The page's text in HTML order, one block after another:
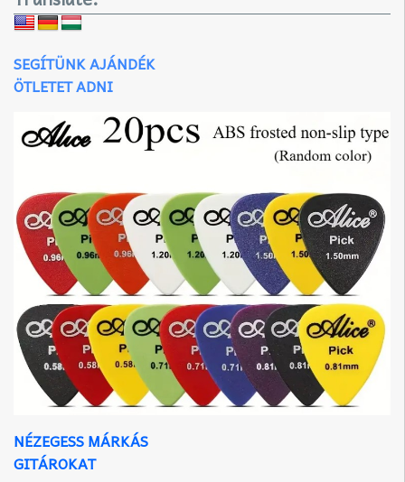
SEGÍTÜNK AJÁNDÉK
ÖTLETET ADNI
NÉZEGESS MÁRKÁS
GITÁROKAT